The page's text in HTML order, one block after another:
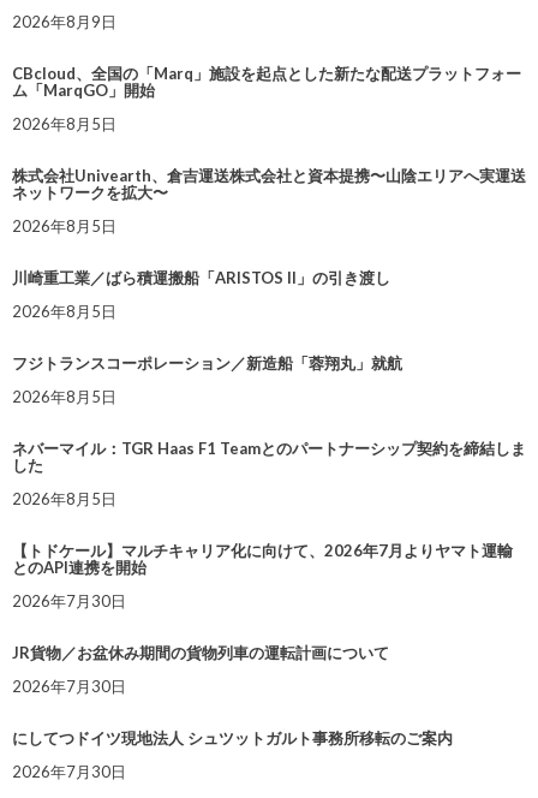
2026年8月9日
CBcloud、全国の「Marq」施設を起点とした新たな配送プラットフォー
ム「MarqGO」開始
2026年8月5日
株式会社Univearth、倉吉運送株式会社と資本提携〜山陰エリアへ実運送
ネットワークを拡大〜
2026年8月5日
川崎重工業／ばら積運搬船「ARISTOS II」の引き渡し
2026年8月5日
フジトランスコーポレーション／新造船「蓉翔丸」就航
2026年8月5日
ネバーマイル：TGR Haas F1 Teamとのパートナーシップ契約を締結しま
した
2026年8月5日
【トドケール】マルチキャリア化に向けて、2026年7月よりヤマト運輸
とのAPI連携を開始
2026年7月30日
JR貨物／お盆休み期間の貨物列車の運転計画について
2026年7月30日
にしてつドイツ現地法人 シュツットガルト事務所移転のご案内
2026年7月30日